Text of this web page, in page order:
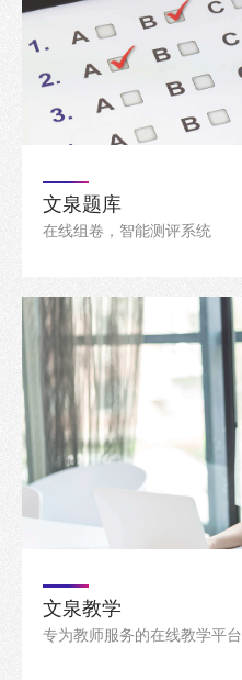
文泉题库
在线组卷，智能测评系统
文泉教学
专为教师服务的在线教学平台